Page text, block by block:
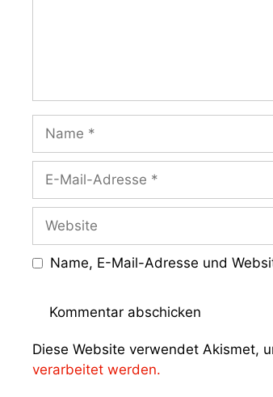
Mail-
Adresse
Name, E-Mail-Adresse und
Diese Website verwendet Akismet,
verarbeitet werden.